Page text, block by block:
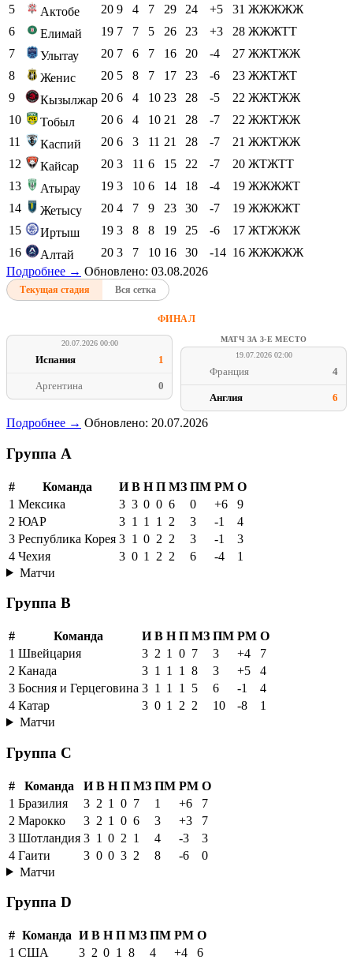
5 Актобе 20 9 4 7 29 24 +5 31 ЖЖЖЖЖ
6
Елимай 19 7 7 5 26 23 +3 28 ЖЖЖТТ
7
Улытау 20 7 6 7 16 20 -4 27 ЖЖТЖЖ
8
Женис 20 5 8 7 17 23 -6 23 ЖЖТЖТ
9
Кызылжар 20 6 4 10 23 28 -5 22 ЖЖТЖЖ
10
Тобыл 20 6 4 10 21 28 -7 22 ЖЖТЖЖ
11
Каспий 20 6 3 11 21 28 -7 21 ЖЖТЖЖ
12
Кайсар 20 3 11 6 15 22 -7 20 ЖТЖТТ
13
Атырау 19 3 10 6 14 18 -4 19 ЖЖЖЖТ
14
Жетысу 20 4 7 9 23 30 -7 19 ЖЖЖЖТ
15
Иртыш 19 3 8 8 19 25 -6 17 ЖТЖЖЖ
16
Алтай 20 3 7 10 16 30 -14 16 ЖЖЖЖЖ
Подробнее → Обновлено: 03.08.2026
Текущая стадия Вся сетка
ФИНАЛ
20.07.2026 00:00
Испания 1
Аргентина 0
МАТЧ ЗА 3-Е МЕСТО
19.07.2026 02:00
Франция 4
Англия 6
Подробнее → Обновлено: 20.07.2026
Группа A
# Команда И В Н П МЗ ПМ РМ О
1 Мексика 3 3 0 0 6 0 +6
9
2 ЮАР 3 1 1 1 2 3 -1
4
3 Республика Корея 3 1 0 2 2 3 -1
3
4 Чехия 3 0 1 2 2 6 -4
1
Матчи
Группа B
# Команда И В Н П МЗ ПМ РМ О
1 Швейцария 3 2 1 0 7 3 +4
7
2 Канада 3 1 1 1 8 3 +5
4
3 Босния и Герцеговина 3 1 1 1 5 6 -1
4
4 Катар 3 0 1 2 2 10 -8
1
Матчи
Группа C
# Команда И В Н П МЗ ПМ РМ О
1 Бразилия 3 2 1 0 7 1 +6
7
2 Марокко 3 2 1 0 6 3 +3
7
3 Шотландия 3 1 0 2 1 4 -3
3
4 Гаити 3 0 0 3 2 8 -6
0
Матчи
Группа D
# Команда И В Н П МЗ ПМ РМ О
1 США 3 2 0 1 8 4 +4
6